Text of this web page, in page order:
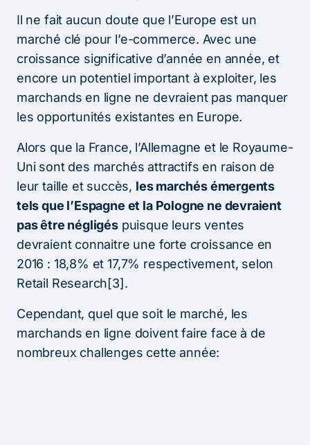
Il ne fait aucun doute que l’Europe est un
marché clé pour l’e-commerce. Avec une
croissance significative d’année en année, et
encore un potentiel important à exploiter, les
marchands en ligne ne devraient pas manquer
les opportunités existantes en Europe.
Alors que la France, l’Allemagne et le Royaume-
Uni sont des marchés attractifs en raison de
leur taille et succès, les marchés émergents
tels que l’Espagne et la Pologne ne devraient
pas être négligéspuisque leurs ventes
devraient connaitre une forte croissance en
2016 : 18,8% et 17,7% respectivement, selon
Retail Research[3].
Cependant, quel que soit le marché, les
marchands en ligne doivent faire face à de
nombreux challenges cette année: